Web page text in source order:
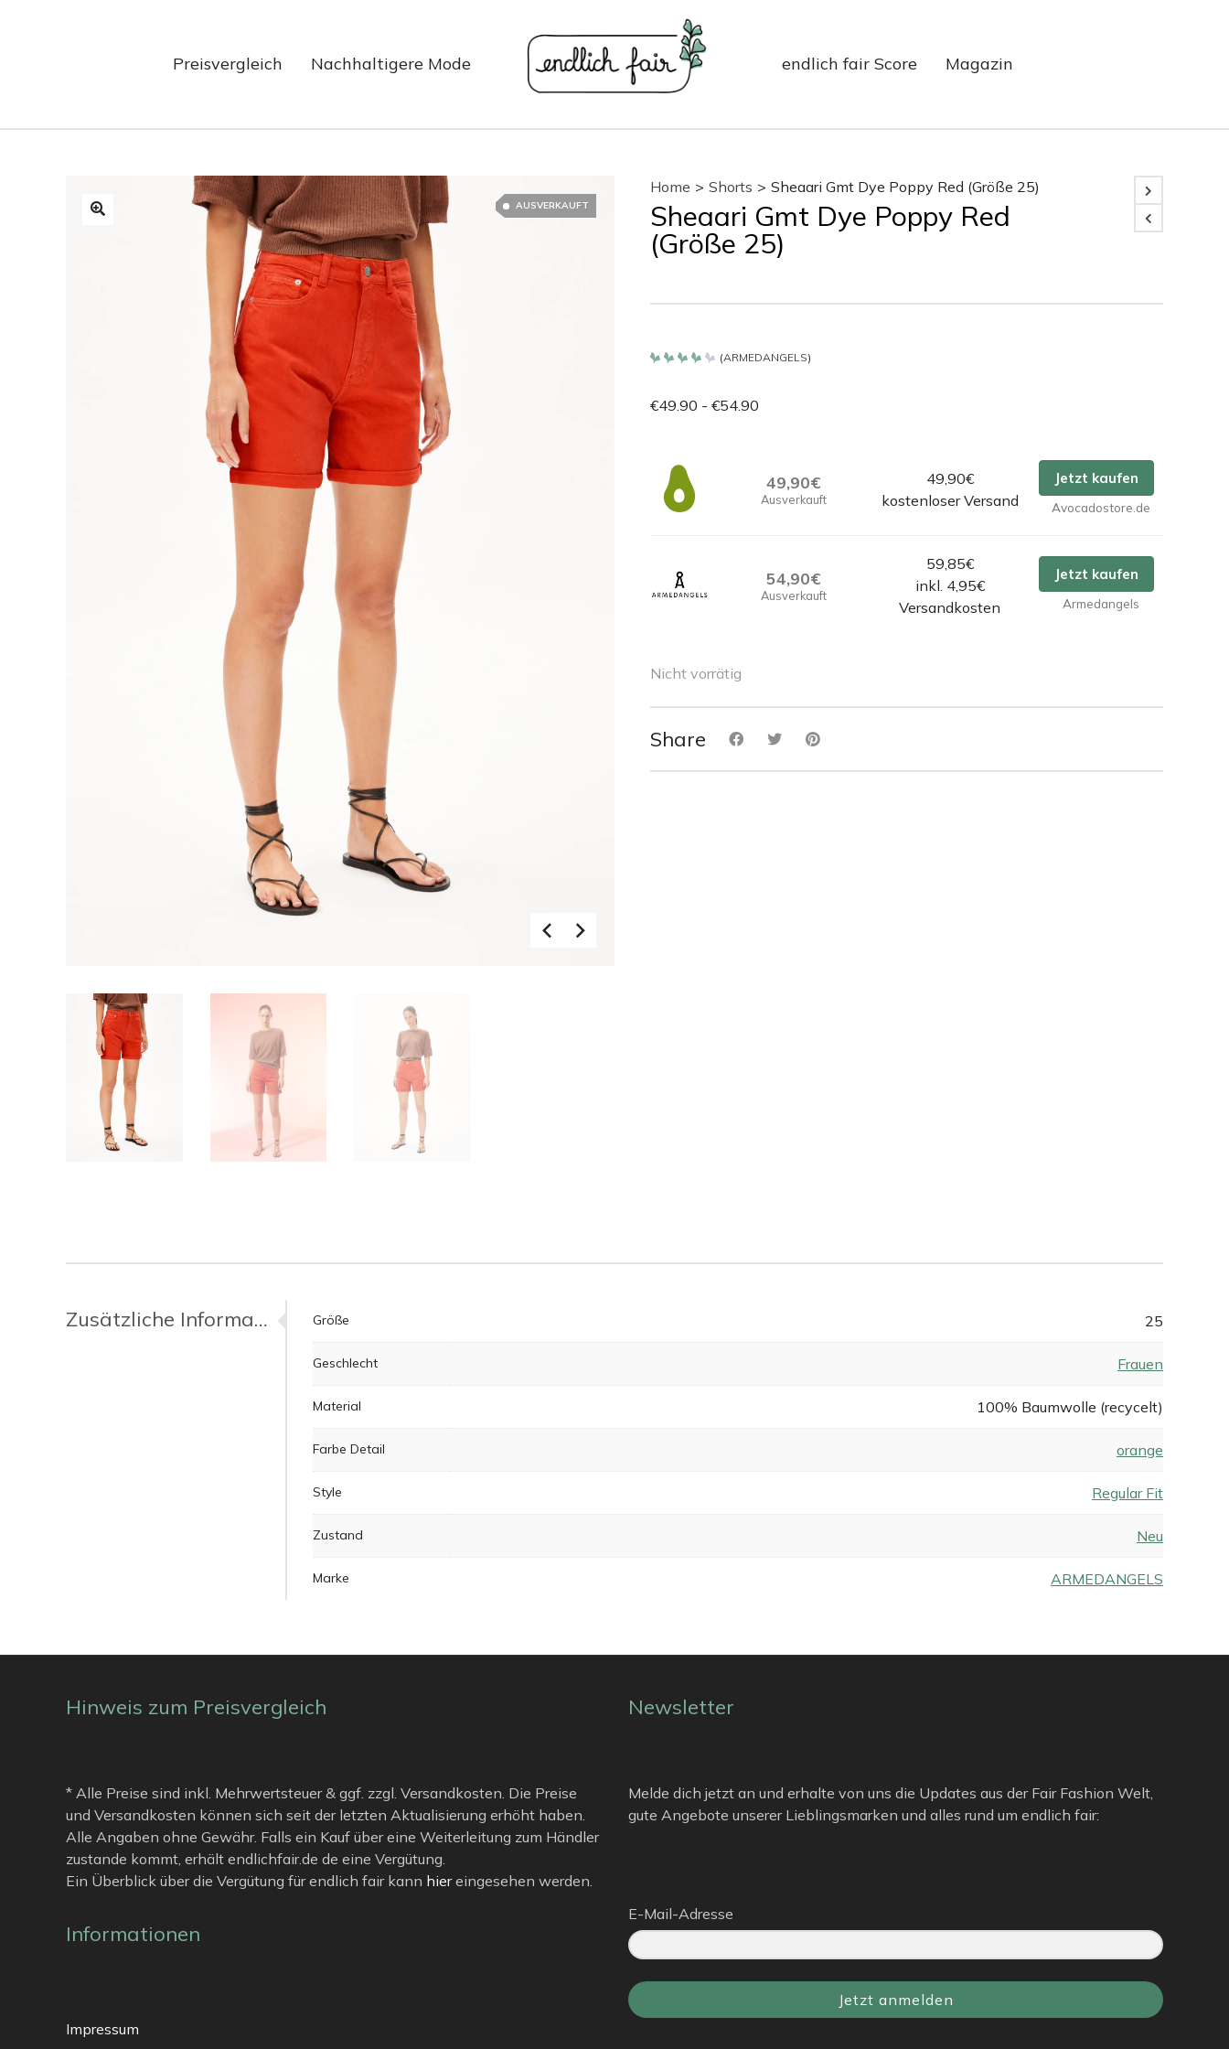
Preisvergleich Nachhaltigere Mode endlich fair Score Magazin
AUSVERKAUFT
Home > Shorts > Sheaari Gmt Dye Poppy Red (Größe 25)
Sheaari Gmt Dye Poppy Red
(Größe 25)
von 5
(ARMEDANGELS)
€49.90 - €54.90
49,90€
Ausverkauft
49,90€
kostenloser Versand
Jetzt kaufen
Avocadostore.de
54,90€
Ausverkauft
59,85€
inkl. 4,95€
Versandkosten
Jetzt kaufen
Armedangels
Nicht vorrätig
Share
Zusätzliche Informationen Größe 25
Geschlecht Frauen
Material 100% Baumwolle (recycelt)
Farbe Detail orange
Style Regular Fit
Zustand Neu
Marke ARMEDANGELS
Hinweis zum Preisvergleich
* Alle Preise sind inkl. Mehrwertsteuer & ggf. zzgl. Versandkosten. Die Preise
und Versandkosten können sich seit der letzten Aktualisierung erhöht haben.
Alle Angaben ohne Gewähr. Falls ein Kauf über eine Weiterleitung zum Händler
zustande kommt, erhält endlichfair.de de eine Vergütung.
Ein Überblick über die Vergütung für endlich fair kann hiereingesehen werden.
Informationen
Impressum
Newsletter
Melde dich jetzt an und erhalte von uns die Updates aus der Fair Fashion Welt,
gute Angebote unserer Lieblingsmarken und alles rund um endlich fair:
E-Mail-Adresse
Jetzt anmelden